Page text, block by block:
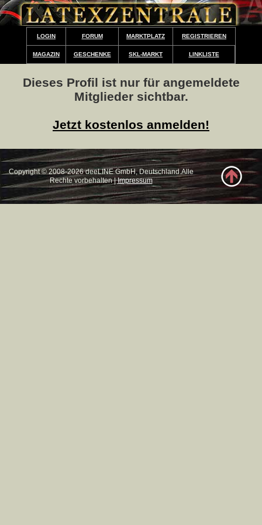
LOGIN FORUM MARKTPLATZ REGISTRIEREN
MAGAZIN GESCHENKE SKL-MARKT LINKLISTE
Dieses Profil ist nur für angemeldete
Mitglieder sichtbar.
Jetzt kostenlos anmelden!
Copyright © 2008-2026 deeLINE GmbH, Deutschland.Alle
Rechte vorbehalten |Impressum